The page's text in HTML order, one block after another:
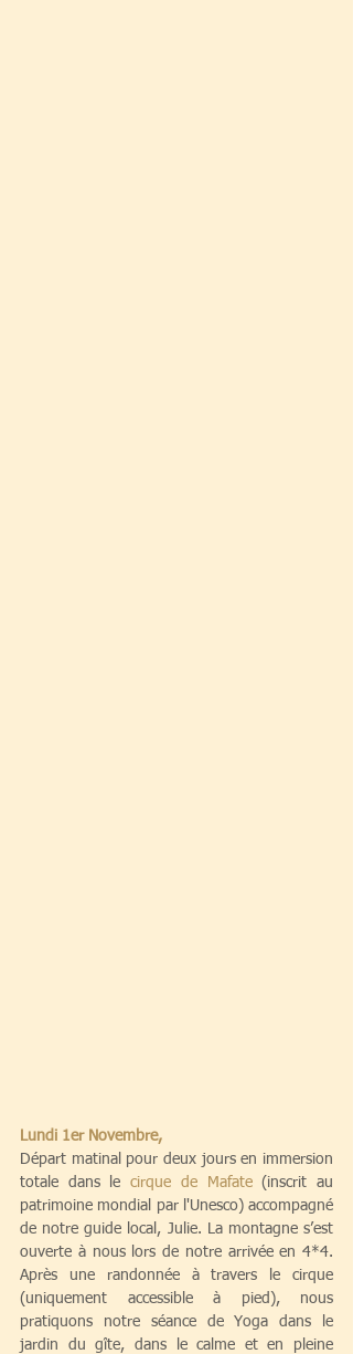
Lundi 1er Novembre,
Départ matinal pour deux jours en immersion
totale dans le cirque de Mafate (inscrit au
patrimoine mondial par l'Unesco) accompagné
de notre guide local, Julie. La montagne s’est
ouverte à nous lors de notre arrivée en 4*4.
Après une randonnée à travers le cirque
(uniquement accessible à pied), nous
pratiquons notre séance de Yoga dans le
jardin du gîte, dans le calme et en pleine